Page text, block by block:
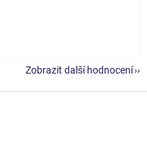
5 z 5 hvězdiček.
Zobrazit další hodnocení